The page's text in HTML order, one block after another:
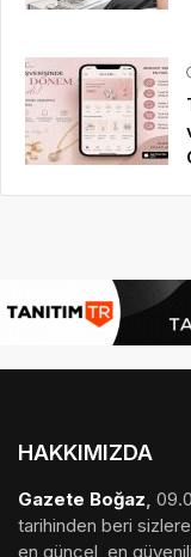
HAKKIMIZDA
Gazete Boğaz,
tarihinden beri sizlere
en güncel, en